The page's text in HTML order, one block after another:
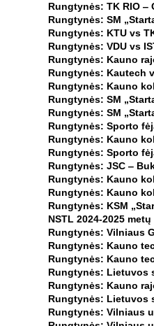
Rungtynės: TK RIO ‒
Rungtynės: SM
Rungtynės: KTU vs
Rungtynės: VDU vs
Rungtynės: Kauno
Rungtynės: Kautech
Rungtynės: Kauno
Rungtynės: SM
Rungtynės: SM
Rungtynės: Sporto
Rungtynės: Kauno
Rungtynės: Sporto
Rungtynės: JSC ‒
Rungtynės: Kauno
Rungtynės: Kauno
Rungtynės: KSM
NSTL 2024-2025
Rungtynės: Vilniaus
Rungtynės: Kauno
Rungtynės: Kauno
Rungtynės: Lietuvos
Rungtynės: Kauno
Rungtynės: Lietuvos
Rungtynės: Vilniaus